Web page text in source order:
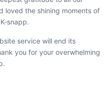
loved the shining moments of
snapp.
service will end its
you for your overwhelming